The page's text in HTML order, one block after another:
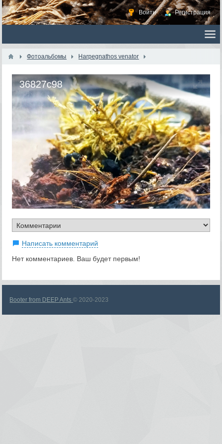
Войти Регистрация
Фотоальбомы Harpegnathos venator
36827c98
Написать комментарий
Нет комментариев. Ваш будет первым!
Booter from DEEP Ants© 2020-2023